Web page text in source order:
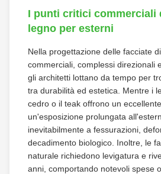
I punti critici commerciali
legno per esterni
Nella progettazione delle facciate
commerciali, complessi direzionali
gli architetti lottano da tempo per
tra durabilità ed estetica. Mentre i
cedro o il teak offrono un
un'esposizione prolungata
inevitabilmente a fessurazioni,
decadimento biologico. Inoltre, le
naturale richiedono levigatura e
anni, comportando notevoli spese